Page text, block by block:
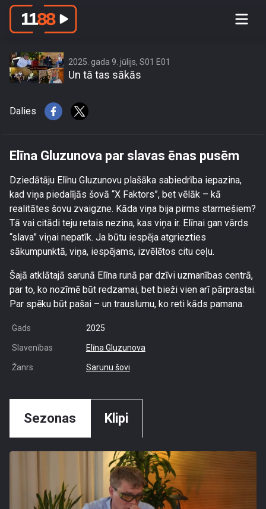
Elīna Gluzunova par slavas ēnas
2025. gada 9. jūlijs, S01 E01
Un tā tas sākās
Dalies
Elīna Gluzunova par slavas ēnas pusēm
Dziedātāju Elīnu Gluzunovu plašāka sabiedrība iepazina,
kad viņa piedalījās šovā “X Faktors”, bet vēlāk – kā
realitātes šovu zvaigzne. Kāda viņa bija pirms starmešiem?
Tā vai citādi teju retais nezina, kas viņa ir. Elīnai gan vārds
“slava” viņai nepatīk. Ja būtu iespēja atgriezties
sākumpunktā, viņa, iespējams, izvēlētos citu ceļu.
Šajā atklātajā sarunā Elīna runā par dzīvi uzmanības centrā,
par to, ko nozīmē būt redzamai, bet bieži vien arī pārprastai.
Par spēku būt pašai – un trauslumu, ko reti kāds pamana.
Gads 2025
Slavenības Elīna Gluzunova
Žanrs Sarunu šovi
Sezonas Klipi